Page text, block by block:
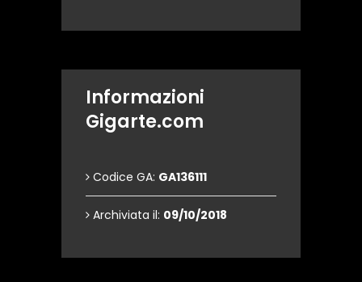
Informazioni
Gigarte.com
Codice GA: GA136111
Archiviata il: 09/10/2018